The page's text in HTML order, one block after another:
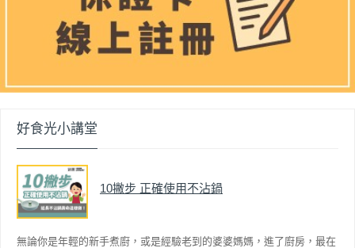
好食光小講堂
10撇步 正確使用不沾鍋
無論你是年輕的新手煮廚，或是經驗老到的婆婆媽媽，進了廚房，最在